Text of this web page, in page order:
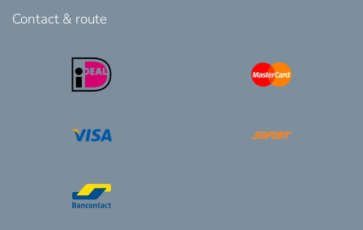
Contact & route